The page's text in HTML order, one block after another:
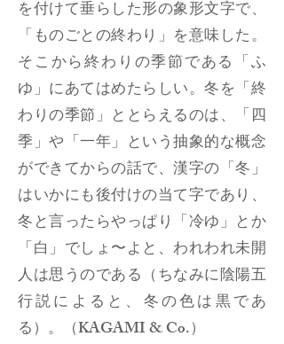
を付けて垂らした形の象形文字で、
「ものごとの終わり」を意味した。
そこから終わりの季節である「ふ
ゆ」にあてはめたらしい。冬を「終
わりの季節」ととらえるのは、「四
季」や「一年」という抽象的な概念
ができてからの話で、漢字の「冬」
はいかにも後付けの当て字であり、
冬と言ったらやっぱり「冷ゆ」とか
「白」でしょ〜よと、われわれ未開
人は思うのである（ちなみに陰陽五
行説によると、冬の色は黒であ
る）。（KAGAMI & Co.）